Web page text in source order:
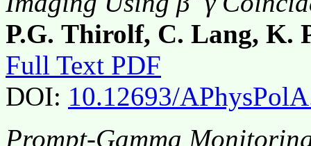
P.G. Thirolf, C. Lang, K.
Full Text PDF
DOI: 10.12693/
Prompt-Gamma